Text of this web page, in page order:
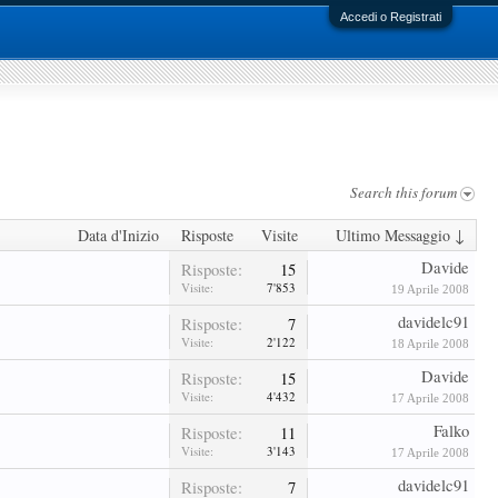
Accedi o Registrati
Search this forum
Data d'Inizio Risposte Visite
Ultimo Messaggio ↓
Risposte: 15
Visite: 7'853
Davide
19 Aprile 2008
Risposte: 7
Visite: 2'122
davidelc91
18 Aprile 2008
Risposte: 15
Visite: 4'432
Davide
17 Aprile 2008
Risposte: 11
Visite: 3'143
Falko
17 Aprile 2008
Risposte: 7 davidelc91